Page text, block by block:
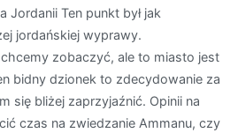
Jordanii Ten punkt był jak
jordańskiej wyprawy.
zobaczyć, ale to miasto jest
bidny dzionek to zdecydowanie za
się bliżej zaprzyjaźnić. Opinii na
czas na zwiedzanie Ammanu, czy